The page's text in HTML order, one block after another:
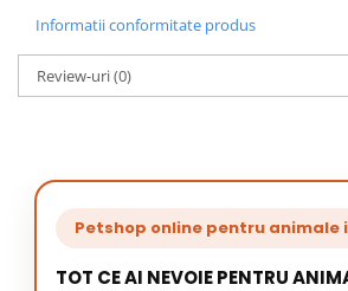
Informatii conformitate produs
Review-uri(0)
Petshop online pentru animale
TOT CE AI NEVOIE PENTRU